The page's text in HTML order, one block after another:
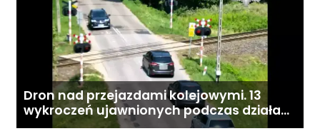
Dron nad przejazdami kolejowymi. 13
wykroczeń ujawnionych podczas działań
„Bezpieczny przejazd kolejowy”